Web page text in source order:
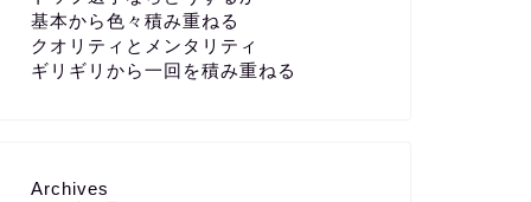
基本から色々積み重ねる
クオリティとメンタリティ
ギリギリから一回を積み重ねる
Archives